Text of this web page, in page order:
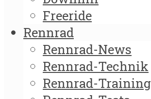
Freeride
Rennrad
Rennrad-News
Rennrad-Technik
Rennrad-Training